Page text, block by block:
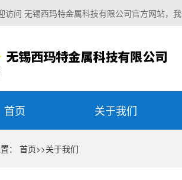
访问 无锡西玛特金属科技有限公司官方网站，我
首页 关于我们
： 首页>>关于我们